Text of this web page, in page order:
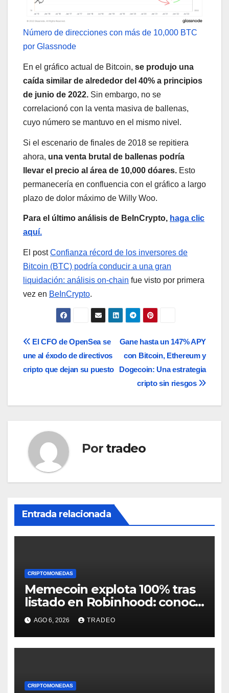
Número de direcciones con más de 10,000 BTC
por Glassnode
En el gráfico actual de Bitcoin, se produjo una
caída similar de alrededor del 40% a principios
de junio de 2022. Sin embargo, no se
correlacionó con la venta masiva de ballenas,
cuyo número se mantuvo en el mismo nivel.
Si el escenario de finales de 2018 se repitiera
ahora, una venta brutal de ballenas podría
llevar el precio al área de 10,000 dóares. Esto
permanecería en confluencia con el gráfico a largo
plazo de dolor máximo de Willy Woo.
Para el último análisis de BeInCrypto, haga clic
aquí.
El postConfianza récord de los inversores de
Bitcoin (BTC) podría conducir a una gran
liquidación: análisis on-chain fue visto por primera
vez en BeInCrypto.
Navegación
de
Gane hasta un 147% APY
con Bitcoin, Ethereum y
Dogecoin: Una estrategia
cripto sin riesgos
El CFO de OpenSea se
une al éxodo de directivos
cripto que dejan su puesto
Por tradeo
Entrada relacionada
CRIPTOMONEDAS
Memecoin explota 100% tras
listado en Robinhood: conoce
los detalles
AGO 6, 2026 TRADEO
CRIPTOMONEDAS